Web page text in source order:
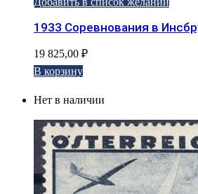
1933 Соревнования в
19 825,00 ₽
В корзину
Нет в наличии